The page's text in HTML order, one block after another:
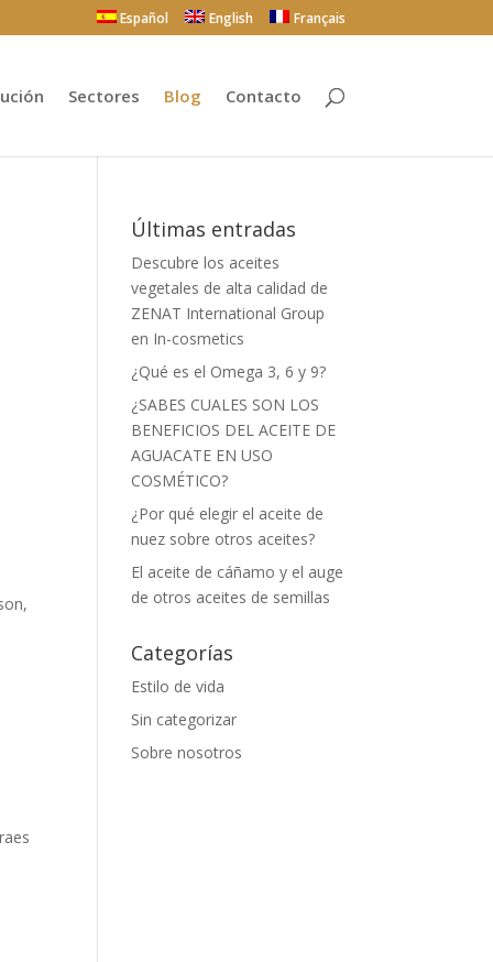
Español English Français
Sectores Blog Contacto
Últimas entradas
Descubre los aceites
vegetales de alta calidad de
ZENAT International Group
en In-cosmetics
¿Qué es el Omega 3, 6 y 9?
¿SABES CUALES SON LOS
BENEFICIOS DEL ACEITE DE
AGUACATE EN USO
COSMÉTICO?
¿Por qué elegir el aceite de
nuez sobre otros aceites?
El aceite de cáñamo y el auge
de otros aceites de semillas
Categorías
Estilo de vida
Sin categorizar
Sobre nosotros